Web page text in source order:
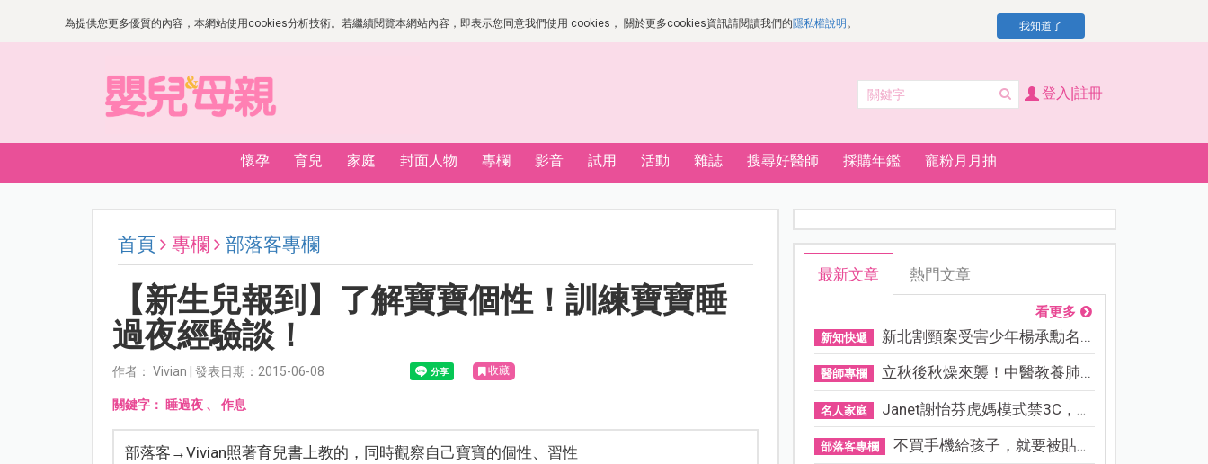
為提供您更多優質的內容，本網站使用cookies分析技術。若繼續閱覽本網站內容，即表示您同意我們使用 cookies， 關於更多cookies資訊請閱讀我們的隱私權說明 。 我知道了
登入|註冊
懷孕 育兒 家庭 封面人物 專欄 影音 試用 活動 雜誌 搜尋好醫師 採購年鑑 寵粉月月抽
首頁 專欄 部落客專欄
【新生兒報到】了解寶寶個性！訓練寶寶睡
過夜經驗談！
作者： Vivian | 發表日期：2015-06-08 收藏
關鍵字： 睡過夜、 作息
部落客→Vivian照著育兒書上教的，同時觀察自己寶寶的個性、習性
最新文章 熱門文章
看更多
新知快遞 新北割頸案受害少年楊承勳名...
醫師專欄 立秋後秋燥來襲！中醫教養肺...
名人家庭 Janet謝怡芬虎媽模式禁3C，看...
部落客專欄 不買手機給孩子，就要被貼「...